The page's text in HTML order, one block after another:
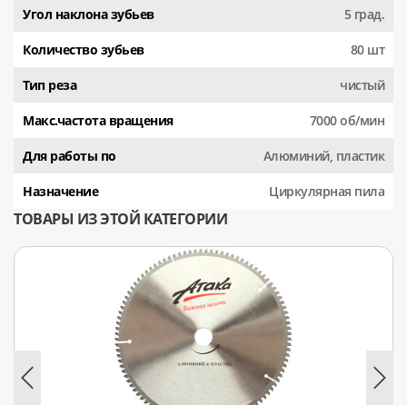
Угол наклона зубьев 5 град.
Количество зубьев 80 шт
Тип реза чистый
Макс.частота вращения 7000 об/мин
Для работы по Алюминий, пластик
Назначение Циркулярная пила
ТОВАРЫ ИЗ ЭТОЙ КАТЕГОРИИ